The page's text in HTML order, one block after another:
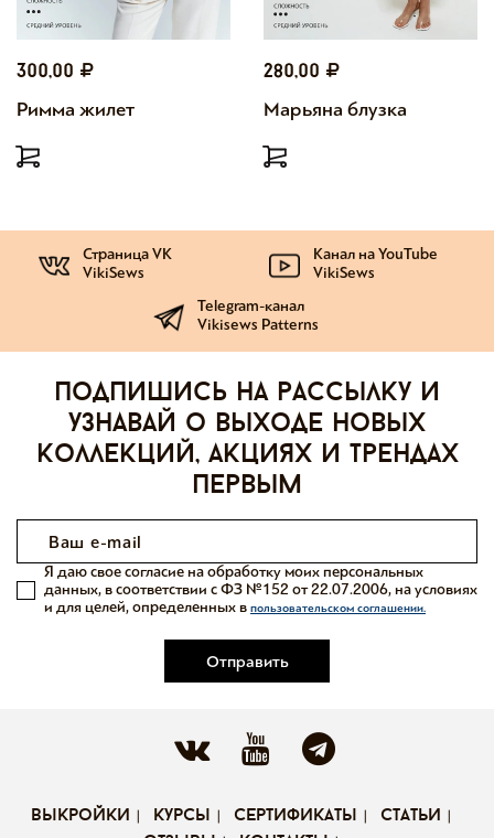
300,00
Римма жилет
280,00
Марьяна блузка
Страница VK
VikiSews
Канал на YouTube
VikiSews
Telegram-канал
Vikisews Patterns
Подпишись на рассылку и
узнавай о выходе новых
коллекций, акциях и трендах
первым
Отправить
Я даю свое согласие на обработку моих персональных
данных, в соответствии с ФЗ №152 от 22.07.2006, на условиях
и для целей, определенных в пользовательском соглашении.
выкройки курсы сертификаты
статьи